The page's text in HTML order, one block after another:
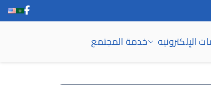
الإلكترونيه خدمة المجتمع